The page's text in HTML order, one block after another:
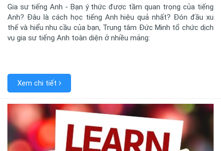
Gia sư tiếng Anh - Bạn ý thức được tầm quan trọng của tiếng
Anh? Đâu là cách học tiếng Anh hiệu quả nhất? Đón đầu xu
thế và hiểu nhu cầu của bạn, Trung tâm Đức Minh tổ chức dịch
vụ gia sư tiếng Anh toàn diện ở nhiều mảng:
Xem chi tiết